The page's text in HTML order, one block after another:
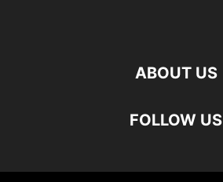
ABOUT US
FOLLOW US